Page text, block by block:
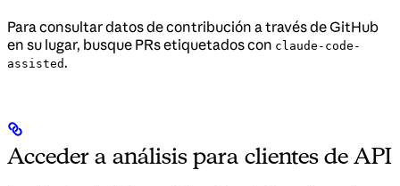
Para consultar datos de contribución a través de GitHub
en su lugar, busque PRs etiquetados con claude-code-
assisted .
Acceder a análisis para clientes de API